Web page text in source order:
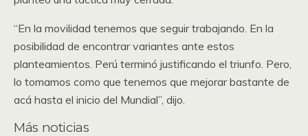
“En la movilidad tenemos que seguir trabajando. En la
posibilidad de encontrar variantes ante estos
planteamientos. Perú terminó justificando el triunfo. Pero,
lo tomamos como que tenemos que mejorar bastante de
acá hasta el inicio del Mundial”, dijo.
Más noticias